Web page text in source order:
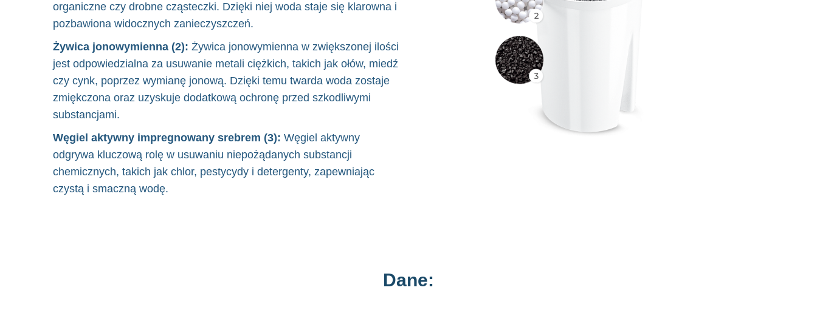
organiczne czy drobne cząsteczki. Dzięki niej woda staje się klarowna i
pozbawiona widocznych zanieczyszczeń.
Żywica jonowymienna (2): Żywica jonowymienna w zwiększonej ilości
jest odpowiedzialna za usuwanie metali ciężkich, takich jak ołów, miedź
czy cynk, poprzez wymianę jonową. Dzięki temu twarda woda zostaje
zmiękczona oraz uzyskuje dodatkową ochronę przed szkodliwymi
substancjami.
Węgiel aktywny impregnowany srebrem (3): Węgiel aktywny
odgrywa kluczową rolę w usuwaniu niepożądanych substancji
chemicznych, takich jak chlor, pestycydy i detergenty, zapewniając
czystą i smaczną wodę.
Dane: